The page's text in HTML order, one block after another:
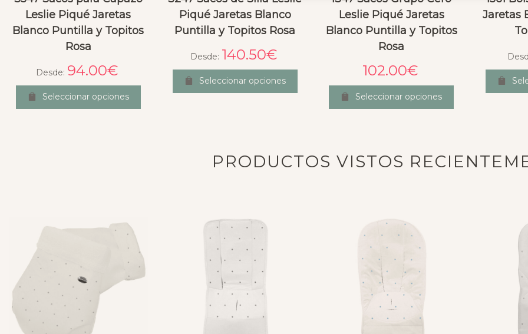
Leslie Piqué Jaretas
Blanco Puntilla y Topitos
Rosa
Desde: 94.00€
Seleccionar opciones
Piqué Jaretas Blanco
Puntilla y Topitos Rosa
Desde: 140.50€
Seleccionar opciones
Leslie Piqué Jaretas
Blanco Puntilla y Topitos
Rosa
102.00€
Seleccionar opciones
Jaretas
PRODUCTOS VISTOS